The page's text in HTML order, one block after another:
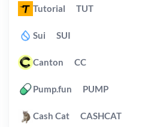
Tutorial TUT
Sui SUI
Canton CC
Pump.fun PUMP
Cash Cat CASHCAT